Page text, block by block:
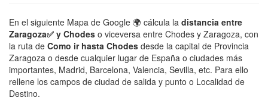
En el siguiente Mapa de Google 🌍 cálcula la distancia entre
Zaragoza✅ y Chodes o viceversa entre Chodes y Zaragoza, con
la ruta de Como ir hasta Chodes desde la capital de Provincia
Zaragoza o desde cualquier lugar de España o ciudades más
importantes, Madrid, Barcelona, Valencia, Sevilla, etc. Para ello
rellene los campos de ciudad de salida y punto o Localidad de
Destino.